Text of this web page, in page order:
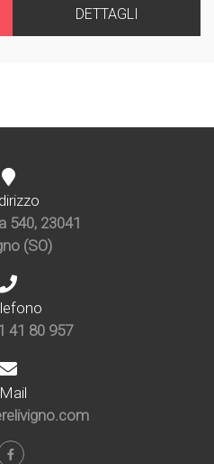
DETTAGLI
540, 23041
(SO)
41 80 957
Mail